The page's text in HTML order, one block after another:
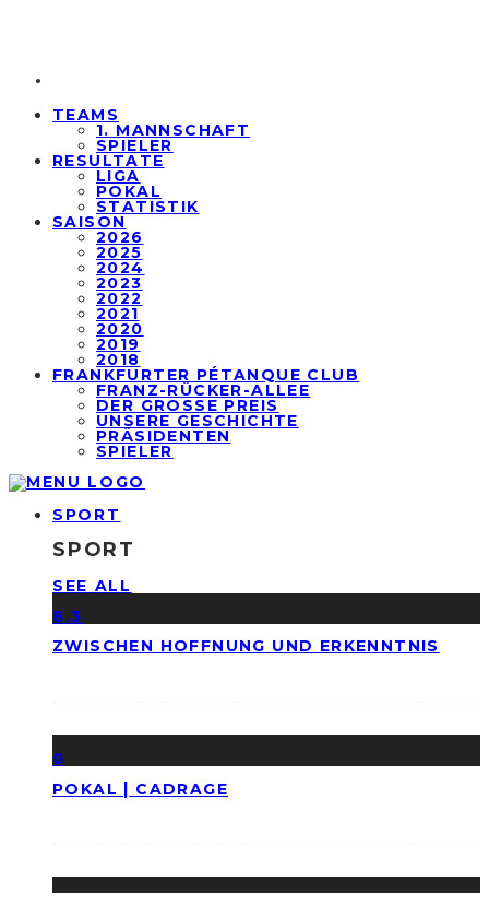
TEAMS
1. MANNSCHAFT
SPIELER
RESULTATE
LIGA
POKAL
STATISTIK
SAISON
2026
2025
2024
2023
2022
2021
2020
2019
2018
FRANKFURTER PÉTANQUE CLUB
FRANZ-RÜCKER-ALLEE
DER GROSSE PREIS
UNSERE GESCHICHTE
PRÄSIDENTEN
SPIELER
SPORT
SPORT
SEE ALL
8.3
ZWISCHEN HOFFNUNG UND ERKENNTNIS
0
POKAL | CADRAGE